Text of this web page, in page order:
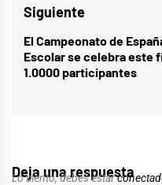
entradas
anterior:
Siguiente
Entrada
siguiente:
El Campeonato de
Escolar se celebra este
1.0000 participantes
Deja una respuesta
Lo siento, debes estar